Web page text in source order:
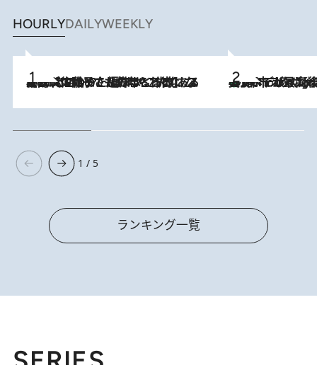
HOURLYDAILYWEEKLY
2026.8.5
【阿川佐和子さんの年とる力】なぜ70代で始めた趣味は“こんなに楽しい”のか？ ピアノ、俳句…スランプに陥っても続けられる“ある秘訣”とは 10 Hours Ago
美食、デザイン、ホスピタリティのすべてが最高峰！ ノルウェー第4の都市スタヴァンゲルの
1 / 5
ランキング一覧